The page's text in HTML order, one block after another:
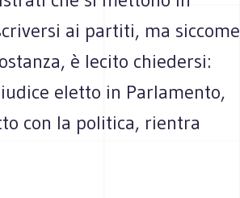
ai partiti, ma siccome
è lecito chiedersi:
eletto in Parlamento,
con la politica, rientra